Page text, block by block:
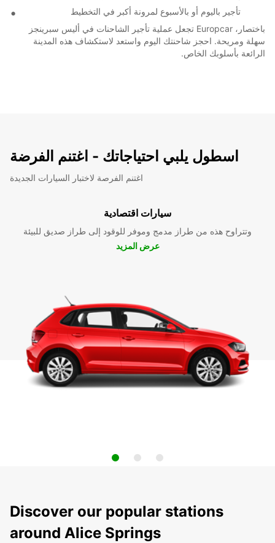
تأجير باليوم أو بالأسبوع لمرونة أكبر في التخطيط
باختصار، Europcar تجعل عملية تأجير الشاحنات في أليس سبرينجز
سهلة ومريحة. احجز شاحنتك اليوم واستعد لاستكشاف هذه المدينة
الرائعة بأسلوبك الخاص.
اسطول يلبي احتياجاتك - اغتنم الفرضة
اغتنم الفرصة لاختبار السيارات الجديدة
سيارات اقتصادية
وتتراوح هذه من طراز مدمج وموفر للوقود إلى طراز صديق للبيئة
عرض المزيد
Discover our popular stations
around Alice Springs